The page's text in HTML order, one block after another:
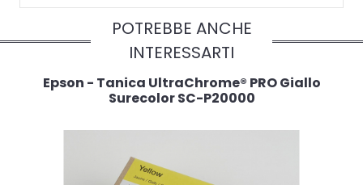
POTREBBE ANCHE
INTERESSARTI
Epson - Tanica UltraChrome® PRO Giallo
Surecolor SC-P20000